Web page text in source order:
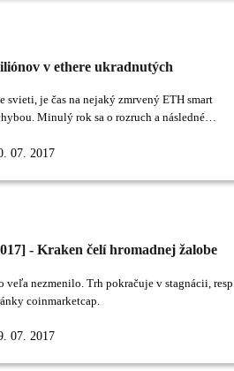
v ethere ukradnutých
07. 2017
svieti, je čas na nejaký zmrvený ETH smart
Minulý rok sa o rozruch a následné
- Kraken čelí hromadnej žalobe
07. 2017
veľa nezmenilo. Trh pokračuje v stagnácii,
coinmarketcap.